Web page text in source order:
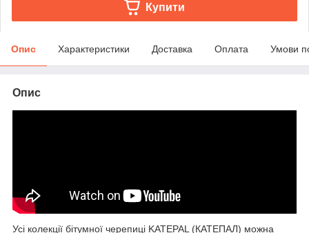
Купити
Опис Характеристики Доставка Оплата Умови
Опис
Усі колекції бітумної черепиці KATEPAL (КАТЕПАЛ) можна